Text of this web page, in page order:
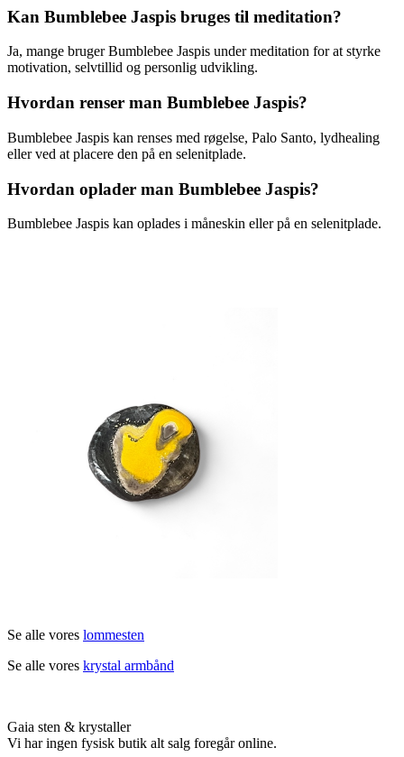
Kan Bumblebee Jaspis bruges til meditation?
Ja, mange bruger Bumblebee Jaspis under meditation for at styrke
motivation, selvtillid og personlig udvikling.
Hvordan renser man Bumblebee Jaspis?
Bumblebee Jaspis kan renses med røgelse, Palo Santo, lydhealing
eller ved at placere den på en selenitplade.
Hvordan oplader man Bumblebee Jaspis?
Bumblebee Jaspis kan oplades i måneskin eller på en selenitplade.
Se alle vores lommesten
Se alle vores krystal armbånd
Gaia sten & krystaller
Vi har ingen fysisk butik alt salg foregår online.